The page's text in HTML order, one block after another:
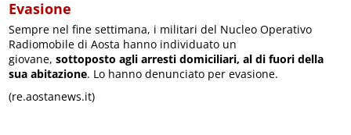
Evasione
Sempre nel fine settimana, i militari del Nucleo Operativo
Radiomobile di Aosta hanno individuato un
giovane,sottoposto agli arresti domiciliari, al di fuori della
sua abitazione. Lo hanno denunciato per evasione.
(re.aostanews.it)